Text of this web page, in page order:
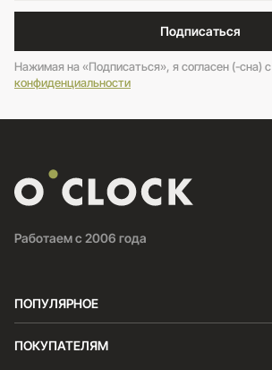
Подписаться
Нажимая на «Подписаться», я согласен (-сна) c
конфиденциальности
Работаем с 2006 года
ПОПУЛЯРНОЕ
ПОКУПАТЕЛЯМ